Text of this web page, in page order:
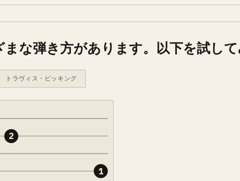
な弾き方があります。以下を試して
トラヴィス・ピッキング
2
1